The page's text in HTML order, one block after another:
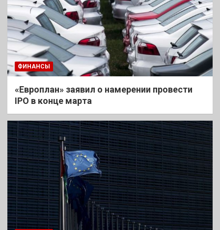
ФИНАНСЫ
«Европлан» заявил о намерении провести
IPO в конце марта